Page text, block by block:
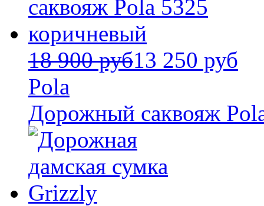
18 900 руб13 250 руб
Pola
Дорожный саквояж